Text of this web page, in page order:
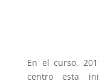
En el curso,
centro esta